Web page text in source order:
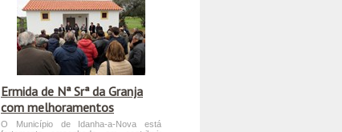
Ermida de Nª Srª da Granja
com melhoramentos
O Município de Idanha-a-Nova está